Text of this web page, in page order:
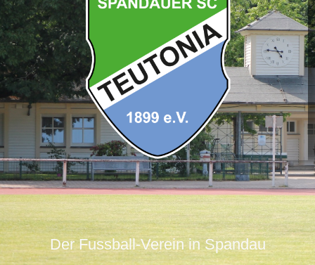
Der Fussball-Verein in Spandau